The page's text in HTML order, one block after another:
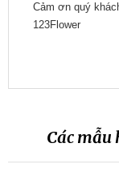
Cảm ơn quý
123Flower
Các mẫu